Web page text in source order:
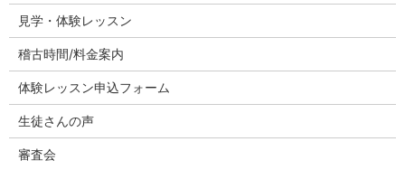
見学・体験レッスン
稽古時間/料金案内
体験レッスン申込フォーム
生徒さんの声
審査会